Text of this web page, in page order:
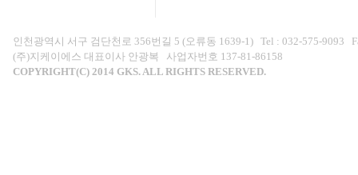
인천광역시 서구 검단천로 356번길 5 (오류동 1639-1) Tel : 032-575-9093
(주)지케이에스 대표이사 안광복 사업자번호 137-81-86158
COPYRIGHT(C) 2014 GKS. ALL RIGHTS RESERVED.